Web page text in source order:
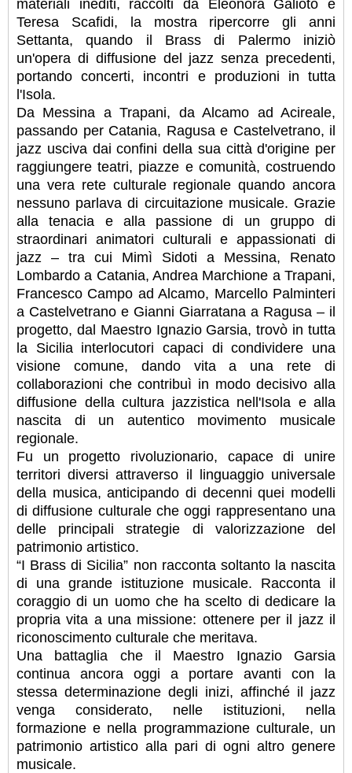
materiali inediti, raccolti da Eleonora Galioto e
Teresa Scafidi, la mostra ripercorre gli anni
Settanta, quando il Brass di Palermo iniziò
un'opera di diffusione del jazz senza precedenti,
portando concerti, incontri e produzioni in tutta
l'Isola.
Da Messina a Trapani, da Alcamo ad Acireale,
passando per Catania, Ragusa e Castelvetrano, il
jazz usciva dai confini della sua città d'origine per
raggiungere teatri, piazze e comunità, costruendo
una vera rete culturale regionale quando ancora
nessuno parlava di circuitazione musicale. Grazie
alla tenacia e alla passione di un gruppo di
straordinari animatori culturali e appassionati di
jazz – tra cui Mimì Sidoti a Messina, Renato
Lombardo a Catania, Andrea Marchione a Trapani,
Francesco Campo ad Alcamo, Marcello Palminteri
a Castelvetrano e Gianni Giarratana a Ragusa – il
progetto, dal Maestro Ignazio Garsia, trovò in tutta
la Sicilia interlocutori capaci di condividere una
visione comune, dando vita a una rete di
collaborazioni che contribuì in modo decisivo alla
diffusione della cultura jazzistica nell'Isola e alla
nascita di un autentico movimento musicale
regionale.
Fu un progetto rivoluzionario, capace di unire
territori diversi attraverso il linguaggio universale
della musica, anticipando di decenni quei modelli
di diffusione culturale che oggi rappresentano una
delle principali strategie di valorizzazione del
patrimonio artistico.
“I Brass di Sicilia” non racconta soltanto la nascita
di una grande istituzione musicale. Racconta il
coraggio di un uomo che ha scelto di dedicare la
propria vita a una missione: ottenere per il jazz il
riconoscimento culturale che meritava.
Una battaglia che il Maestro Ignazio Garsia
continua ancora oggi a portare avanti con la
stessa determinazione degli inizi, affinché il jazz
venga considerato, nelle istituzioni, nella
formazione e nella programmazione culturale, un
patrimonio artistico alla pari di ogni altro genere
musicale.